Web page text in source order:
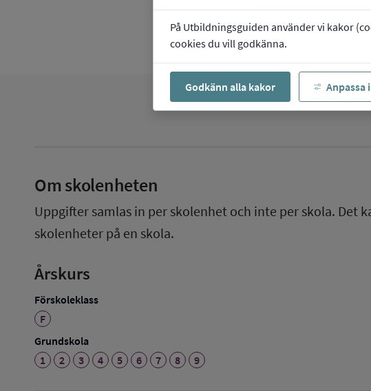
På Utbildningsguiden använder vi kakor
cookies du vill godkänna.
Godkänn alla kakor Anpassa
Om skolenheten
Uppgifter samlas in per skolenhet och inte per skola. Det
skolenheter på en skola.
Årskurs
Förskoleklass
F
Grundskola
1
2 3 4 5 6 7 8 9